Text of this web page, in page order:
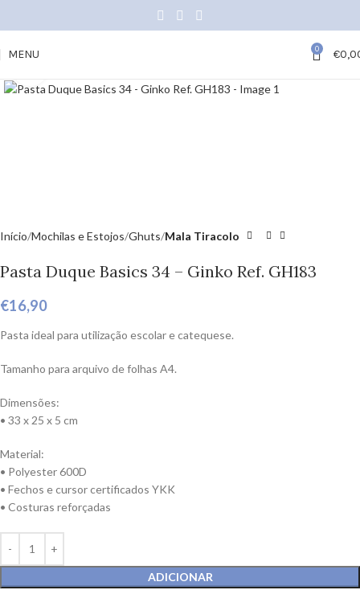
MENU 0 €
Início Mochilas e Estojos Ghuts Mala Tiracolo
Pasta Duque Basics 34 – Ginko Ref. GH183
€16,90
Pasta ideal para utilização escolar e catequese.
Tamanho para arquivo de folhas A4.
Dimensões:
• 33 x 25 x 5 cm
Material:
• Polyester 600D
• Fechos e cursor certificados YKK
• Costuras reforçadas
ADICIONAR